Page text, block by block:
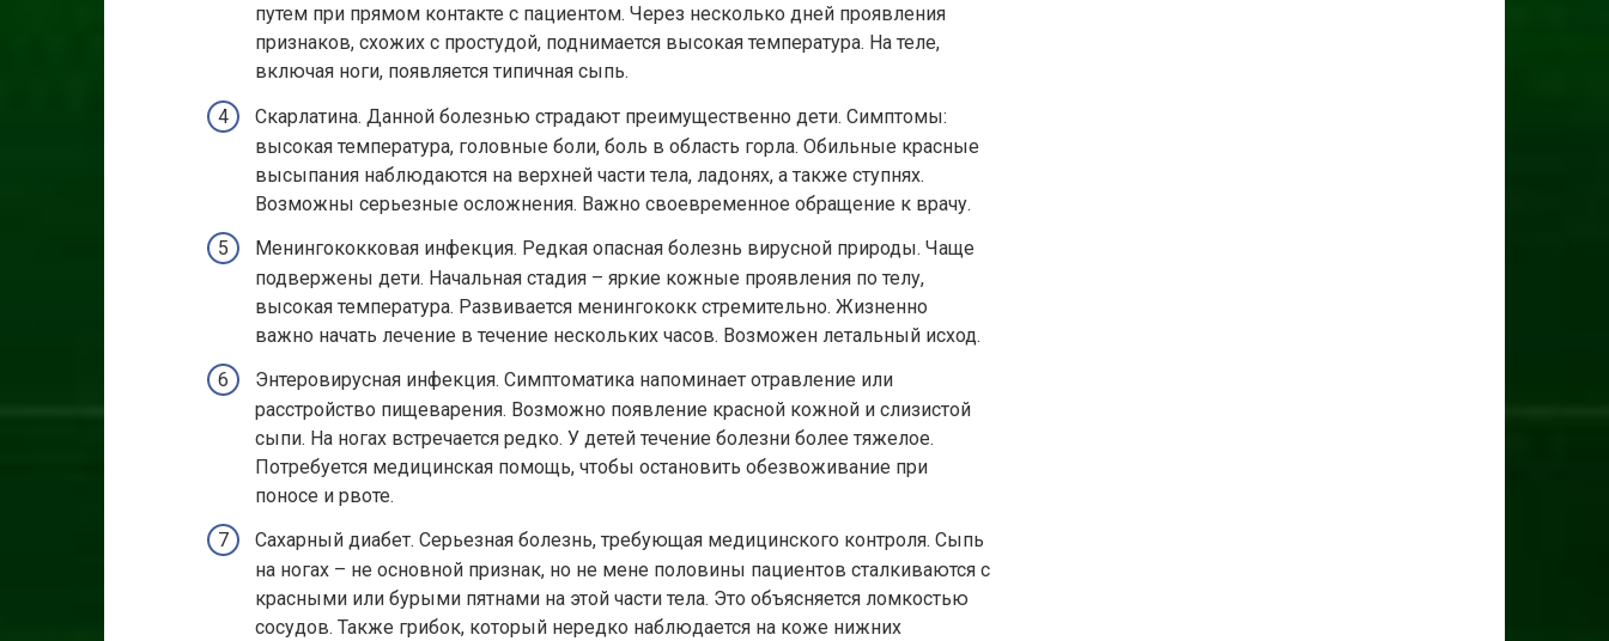
путем при прямом контакте с пациентом. Через несколько дней проявления
признаков, схожих с простудой, поднимается высокая температура. На теле,
включая ноги, появляется типичная сыпь.
Скарлатина. Данной болезнью страдают преимущественно дети. Симптомы:
высокая температура, головные боли, боль в область горла. Обильные красные
высыпания наблюдаются на верхней части тела, ладонях, а также ступнях.
Возможны серьезные осложнения. Важно своевременное обращение к врачу.
Менингококковая инфекция. Редкая опасная болезнь вирусной природы. Чаще
подвержены дети. Начальная стадия – яркие кожные проявления по телу,
высокая температура. Развивается менингококк стремительно. Жизненно
важно начать лечение в течение нескольких часов. Возможен летальный исход.
Энтеровирусная инфекция. Симптоматика напоминает отравление или
расстройство пищеварения. Возможно появление красной кожной и слизистой
сыпи. На ногах встречается редко. У детей течение болезни более тяжелое.
Потребуется медицинская помощь, чтобы остановить обезвоживание при
поносе и рвоте.
Сахарный диабет. Серьезная болезнь, требующая медицинского контроля. Сыпь
на ногах – не основной признак, но не мене половины пациентов сталкиваются с
красными или бурыми пятнами на этой части тела. Это объясняется ломкостью
сосудов. Также грибок, который нередко наблюдается на коже нижних